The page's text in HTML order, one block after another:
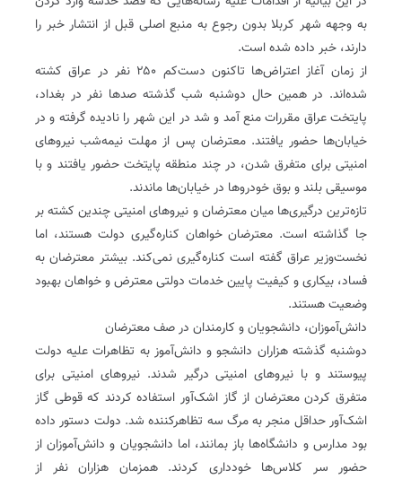
به وجهه شهر کربلا بدون رجوع به منبع اصلی قبل از انتشار خبر را
دارند، خبر داده شده است.
از زمان آغاز اعتراض‌ها تاکنون دست‌کم ۲۵۰ نفر در عراق کشته
شده‌اند. در همین حال دوشنبه شب گذشته صدها نفر در بغداد،
پایتخت عراق مقررات منع آمد و شد در این شهر را نادیده گرفته و در
خیابان‌ها حضور یافتند. معترضان پس از مهلت نیمه‌شب نیروهای
امنیتی برای متفرق شدن، در چند منطقه پایتخت حضور یافتند و با
موسیقی بلند و بوق خودروها در خیابان‌ها ماندند.
تازه‌ترین درگیری‌ها میان معترضان و نیروهای امنیتی چندین کشته بر
جا گذاشته است. معترضان خواهان کناره‌گیری دولت هستند، اما
نخست‌وزیر عراق گفته است کناره‌گیری نمی‌کند. بیشتر معترضان به
فساد، بیکاری و کیفیت پایین خدمات دولتی معترض و خواهان بهبود
وضعیت هستند.
دانش‌آموزان، دانشجویان و کارمندان در صف معترضان
دوشنبه گذشته هزاران دانشجو و دانش‌آموز به تظاهرات علیه دولت
پیوستند و با نیروهای امنیتی درگیر شدند. نیروهای امنیتی برای
متفرق کردن معترضان از گاز اشک‌آور استفاده کردند که قوطی گاز
اشک‌آور حداقل منجر به مرگ سه تظاهرکننده شد. دولت دستور داده
بود مدارس و دانشگاه‌ها باز بمانند، اما دانشجویان و دانش‌آموزان از
حضور سر کلاس‌ها خودداری کردند. همزمان هزاران نفر از